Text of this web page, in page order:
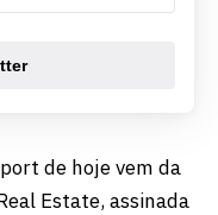
de hoje vem da
Estate, assinada